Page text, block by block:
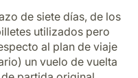
de siete días, de los
utilizados pero
al plan de viaje
un vuelo de vuelta